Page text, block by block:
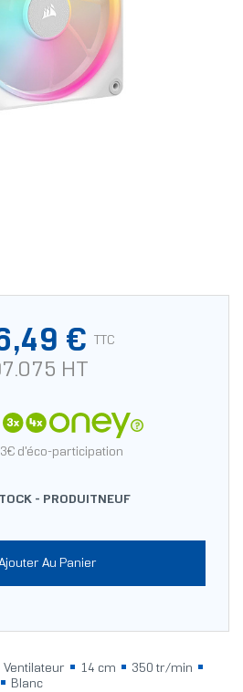
€ TTC
HT
d'éco-participation
- PRODUITNEUF
Au Panier
Ventilateur 14 cm
350 tr/min
Blanc